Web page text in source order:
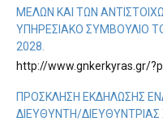
ΜΕΛΏΝ ΚΑΙ ΤΩΝ
ΥΠΗΡΕΣΙΑΚΌ ΣΥΜΒΟΎΛΙΟ
2028.
http://www.gnkerkyras.gr/
ΠΡΌΣΚΛΗΣΗ ΕΚΔΉΛΩΣΗΣ
ΔΙΕΥΘΥΝΤΉ/